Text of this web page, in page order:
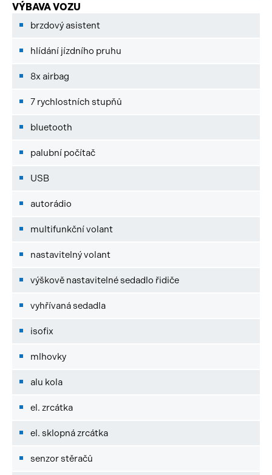
VÝBAVA VOZU
brzdový asistent
hlídání jízdního pruhu
8x airbag
7 rychlostních stupňů
bluetooth
palubní počítač
USB
autorádio
multifunkční volant
nastavitelný volant
výškově nastavitelné sedadlo řidiče
vyhřívaná sedadla
isofix
mlhovky
alu kola
el. zrcátka
el. sklopná zrcátka
senzor stěračů